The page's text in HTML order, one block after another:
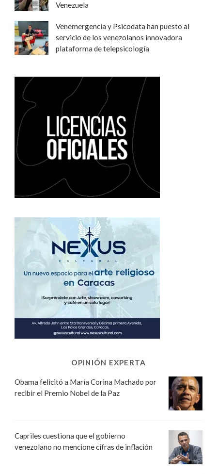
Venezuela
Venemergencia y Psicodata han puesto al
servicio de los venezolanos innovadora
plataforma de telepsicología
OPINIÓN EXPERTA
Obama felicitó a María Corina Machado por
recibir el Premio Nobel de la Paz
Capriles cuestiona que el gobierno
venezolano no mencione cifras de inflación